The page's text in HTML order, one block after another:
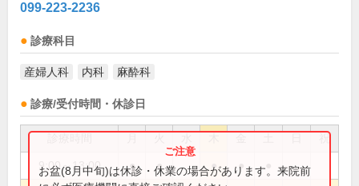
099-223-2236
診療科目
産婦人科 内科 麻酔科
診療/受付時間・休診日
祝
9:00～13:00 ● ● ● ●
お盆(8月中旬)は休診・休業の場合があります。来院前